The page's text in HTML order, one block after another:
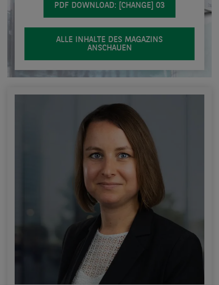
PDF DOWNLOAD: [CHANGE] 03
ALLE INHALTE DES MAGAZINS
ANSCHAUEN